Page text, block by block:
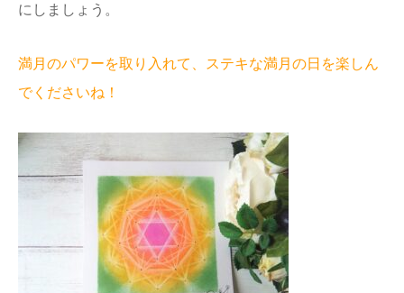
にしましょう。
満月のパワーを取り入れて、ステキな満月の日を楽しん
でくださいね！